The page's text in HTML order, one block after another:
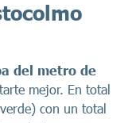
del metro de
mejor. En total
con un total